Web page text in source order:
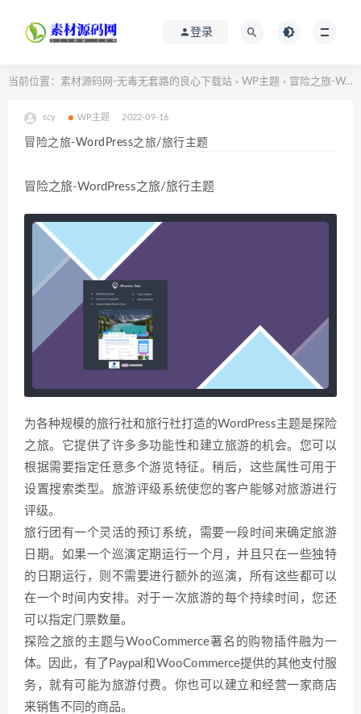
登录
当前位置： 素材源码网-无毒无套路的良心下载站 > WP主题 > 冒险之旅-WordPress之旅/旅行主题
scy WP主题 2022-09-16
冒险之旅-WordPress之旅/旅行主题
冒险之旅-WordPress之旅/旅行主题
为各种规模的旅行社和旅行社打造的WordPress主题是探险
之旅。它提供了许多多功能性和建立旅游的机会。您可以
根据需要指定任意多个游览特征。稍后，这些属性可用于
设置搜索类型。旅游评级系统使您的客户能够对旅游进行
评级。
旅行团有一个灵活的预订系统，需要一段时间来确定旅游
日期。如果一个巡演定期运行一个月，并且只在一些独特
的日期运行，则不需要进行额外的巡演，所有这些都可以
在一个时间内安排。对于一次旅游的每个持续时间，您还
可以指定门票数量。
探险之旅的主题与WooCommerce著名的购物插件融为一
体。因此，有了Paypal和WooCommerce提供的其他支付服
务，就有可能为旅游付费。你也可以建立和经营一家商店
来销售不同的商品。